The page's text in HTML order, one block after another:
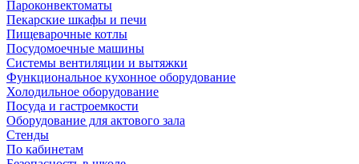
Пароконвектоматы
Пекарские шкафы и печи
Пищеварочные котлы
Посудомоечные машины
Системы вентиляции и вытяжки
Функциональное кухонное оборудование
Холодильное оборудование
Посуда и гастроемкости
Оборудование для актового зала
Стенды
По кабинетам